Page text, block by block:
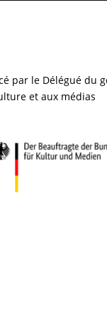
par le Délégué du
et aux médias